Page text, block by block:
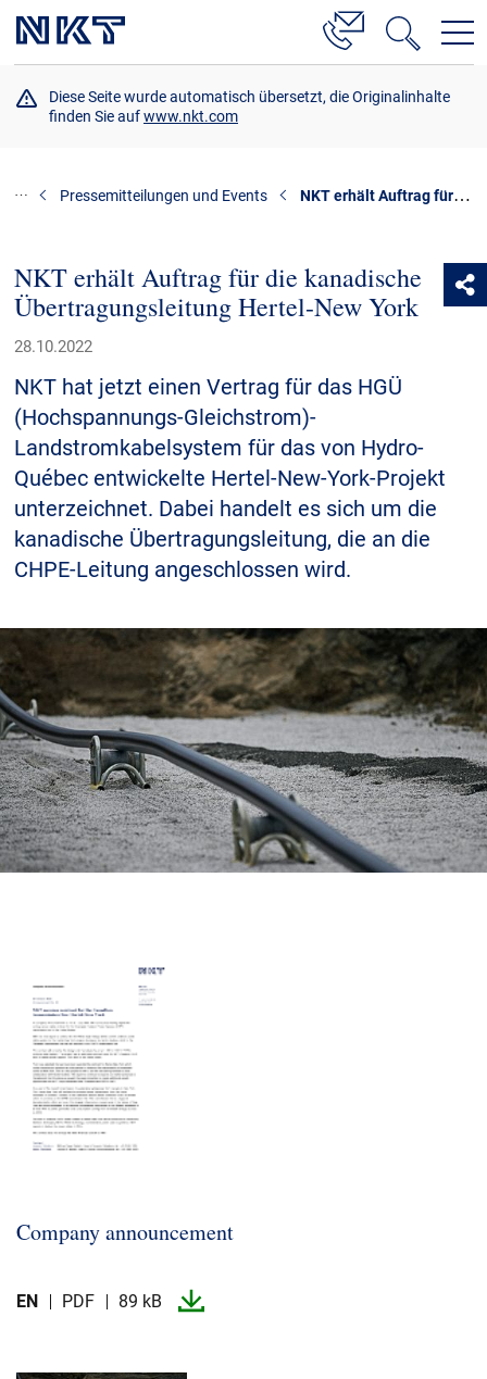
Produkte & Lösungen
Kabelgarnituren
Referenzen
Downloads
Presse & Events
Über uns
Geschäftsführung
Produktion
Karriere
Europacable
Einkauf
Nachhaltigkeit
Diese Seite wurde automatisch übersetzt, die Originalinhalte
finden Sie aufwww.nkt.com
NKT erhält Auftrag für die kanadische
Übertragungsleitung Hertel-New York
28.10.2022
NKT hat jetzt einen Vertrag für das HGÜ
(Hochspannungs-Gleichstrom)-
Landstromkabelsystem für das von Hydro-
Québec entwickelte Hertel-New-York-Projekt
unterzeichnet. Dabei handelt es sich um die
kanadische Übertragungsleitung, die an die
CHPE-Leitung angeschlossen wird.
Pressemitteilungen und Events NKT erhält Auftrag für die kanadische Übertragungsleitung Hertel-New York
Company announcement
EN PDF 89 kB